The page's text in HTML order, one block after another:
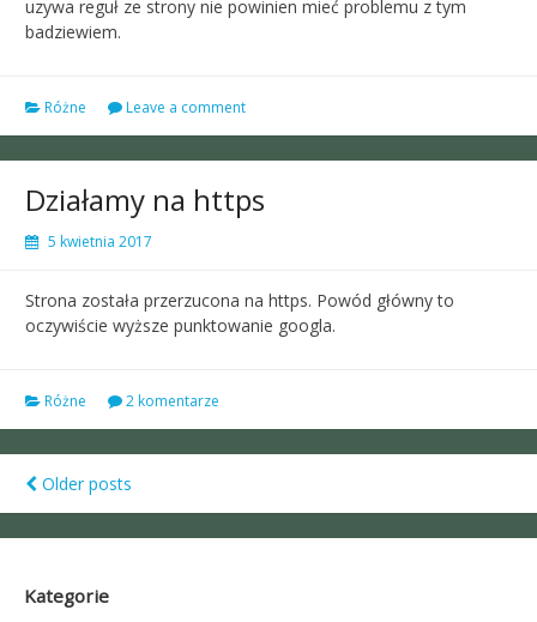
uzywa reguł ze strony nie powinien mieć problemu z tym
badziewiem.
Różne Leave a comment
Działamy na https
5 kwietnia 2017
Strona została przerzucona na https. Powód główny to
oczywiście wyższe punktowanie googla.
Różne 2 komentarze
Posts
Older posts
Kategorie